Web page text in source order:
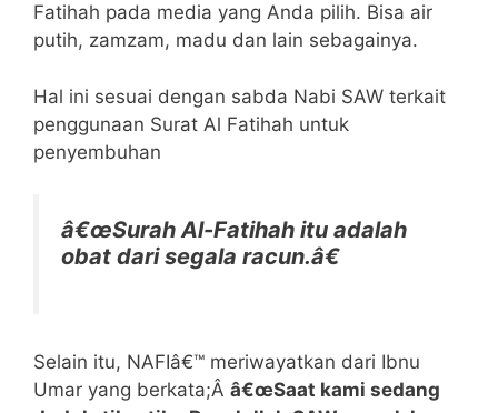
Fatihah pada media yang Anda pilih. Bisa air
putih, zamzam, madu dan lain sebagainya.
Hal ini sesuai dengan sabda Nabi SAW terkait
penggunaan Surat Al Fatihah untuk
penyembuhan
â€œSurah Al-Fatihah itu adalah
obat dari segala racun.â€
Selain itu, NAFIâ€™ meriwayatkan dari Ibnu
Umar yang berkata;Â â€œSaat kami sedang